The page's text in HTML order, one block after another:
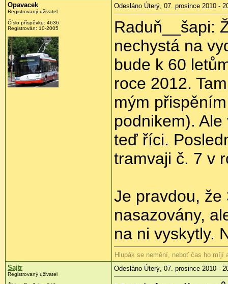
Opavacek
Registrovaný uživatel
Číslo příspěvku: 4636
Registrován: 10-2005
Odesláno Úterý, 07. prosince 2010 -
Raduň__šapi:
nechystá na
bude k 60
roce 2012.
mým
podnikem).
teď říci.
tramvaji č. 7 v
Je pravdou, že
nasazovány,
na ni vyskytly.
Hlupák se nemění, neboť čas ho míjí
Sajtr
Registrovaný uživatel
Odesláno Úterý, 07. prosince 2010 -